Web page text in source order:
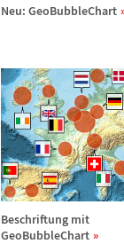
Neu: GeoBubbleChart
Beschriftung mit
GeoBubbleChart